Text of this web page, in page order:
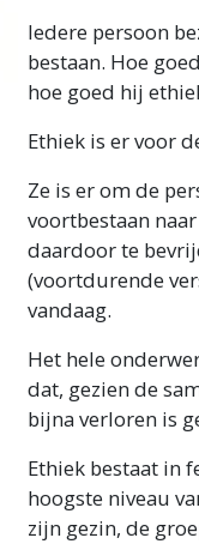
woord gaat
enige reden
verward raakt
voorbij een
Iedere persoon
bestaan. Hoe
hoe goed hij
Ethiek is er voor
Ze is er om de
voortbestaan
daardoor te
(voortdurende
vandaag.
Het hele
dat, gezien de
bijna verloren is
Ethiek bestaat in
hoogste niveau
zijn gezin, de